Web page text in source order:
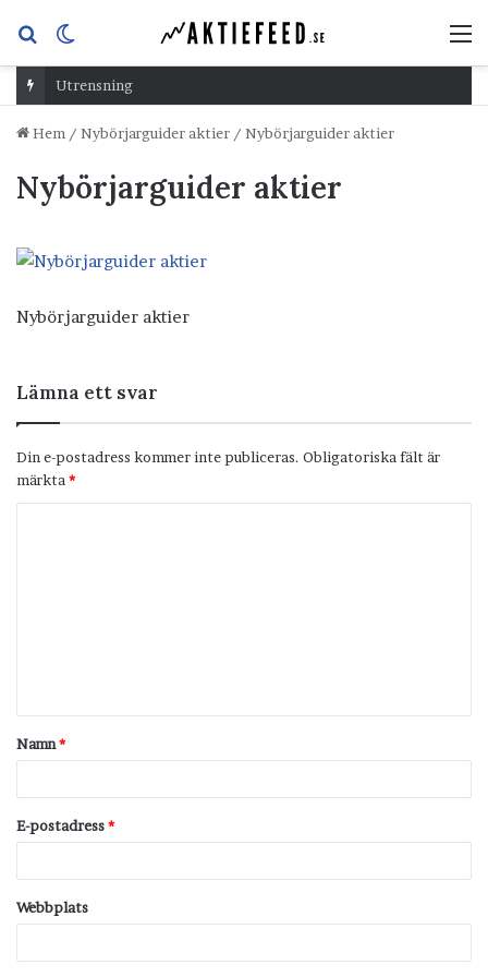
Sök
efterskin
Utrensning
Hem / Nybörjarguider aktier / Nybörjarguider aktier
Nybörjarguider aktier
Nybörjarguider aktier
Lämna ett svar
Din e-postadress kommer inte publiceras. Obligatoriska fält är
märkta *
t
a
Namn*
E-postadress*
Webbplats